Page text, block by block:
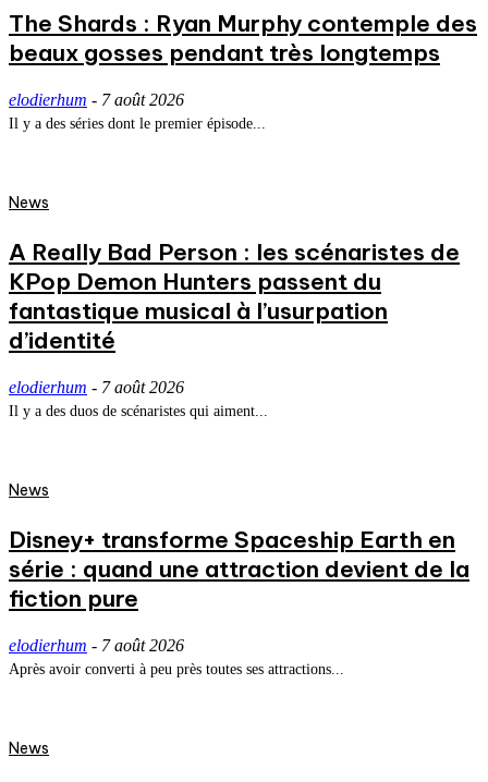
The Shards : Ryan Murphy contemple des
beaux gosses pendant très longtemps
elodierhum - 7 août 2026
Il y a des séries dont le premier épisode...
News
A Really Bad Person : les scénaristes de
KPop Demon Hunters passent du
fantastique musical à l’usurpation
d’identité
elodierhum - 7 août 2026
Il y a des duos de scénaristes qui aiment...
News
Disney+ transforme Spaceship Earth en
série : quand une attraction devient de la
fiction pure
elodierhum - 7 août 2026
Après avoir converti à peu près toutes ses attractions...
News